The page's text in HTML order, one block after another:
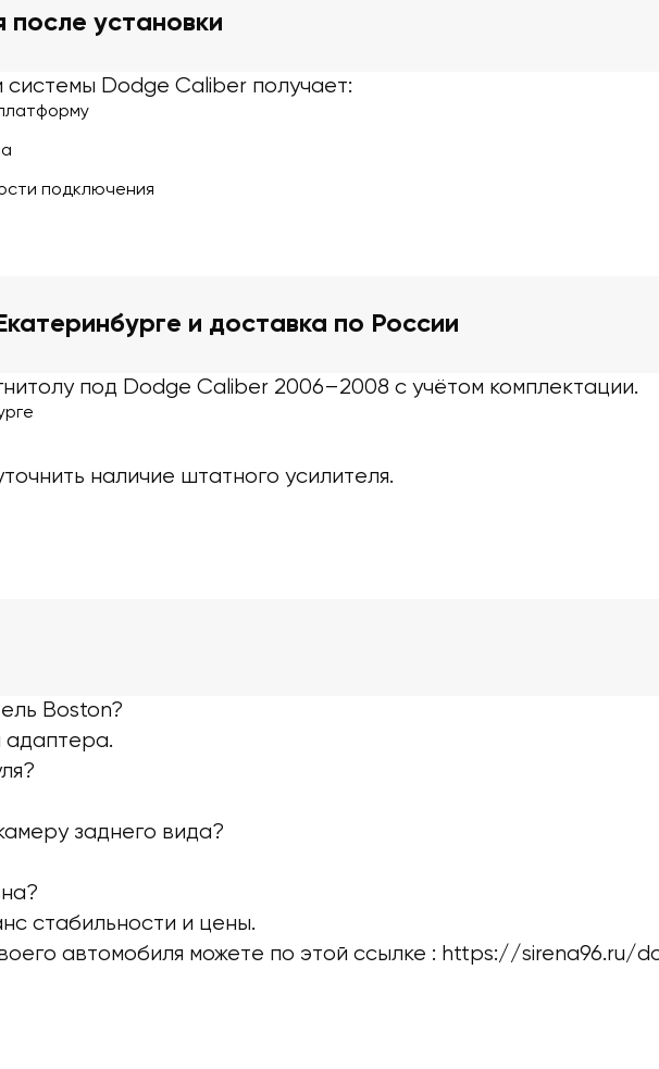
после установки
Dodge Caliber получает:
подключения
и доставка по России
под Dodge Caliber 2006–2008 с учётом комплектации.
наличие штатного усилителя.
Boston?
адаптера.
заднего вида?
стабильности и цены.
автомобиля можете по этой ссылке : https://sirena96.ru/